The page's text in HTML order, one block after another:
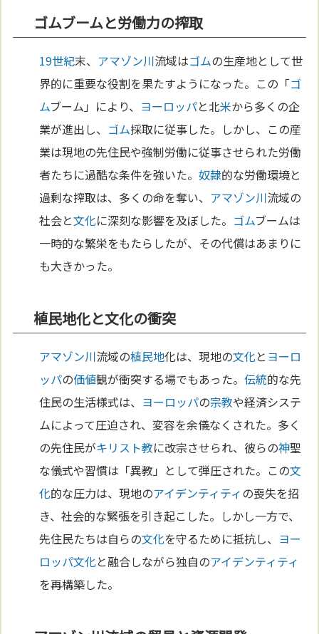
ゴムブームと労働力の搾取
19世紀末、 アマゾン川流域はゴムの生産地として世
界的に重要な役割を果たすようになった。この「ゴ
ムブーム」により、 ヨーロッパと北米から多くの企
業が進出し、 ゴム採取に従事した。しかし、この産
業は現地の先住民や強制労働に従事させられた労働
者たちに過酷な条件を強いた。奴隷的な労働環境と
過剰な搾取は、多くの命を奪い、 アマゾン川流域の
社会と文化に深刻な影響を及ぼした。 ゴムブームは
一時的な繁栄をもたらしたが、その代償はあまりに
も大きかった。
植民地化と文化の衝突
アマゾン川流域の植民地化は、現地の文化と ヨーロ
ッパの価値観が衝突する場でもあった。伝統的な先
住民の生活様式は、 ヨーロッパの宗教や経済システ
ムによって圧迫され、変容を余儀なくされた。多く
の先住民がキリスト教に改宗させられ、彼らの神聖
な儀式や習慣は「異教」として弾圧された。この文
化的な圧力は、現地のアイデンティティの喪失を招
き、社会的な緊張を引き起こした。しかし一方で、
先住民たちは自らの文化を守るために抵抗し、 ヨー
ロッパ文化と融合しながら独自のアイデンティティ
を再構築した。